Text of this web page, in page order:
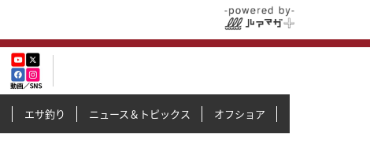
エサ釣り ニュース＆トピックス オフショア